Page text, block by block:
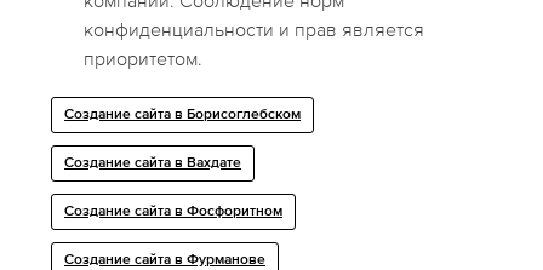
конфиденциальности и прав является
приоритетом.
Создание сайта в Борисоглебском
Создание сайта в Вахдате
Создание сайта в Фосфоритном
Создание сайта в Фурманове